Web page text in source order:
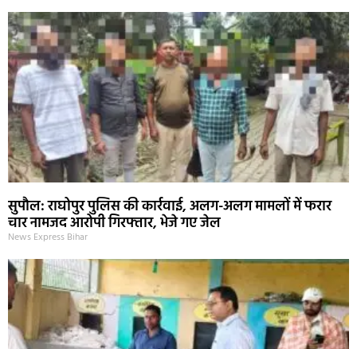
सुपौल: राघोपुर पुलिस की कार्रवाई, अलग-अलग मामलों में फरार
चार नामजद आरोपी गिरफ्तार, भेजे गए जेल
News Express Bihar